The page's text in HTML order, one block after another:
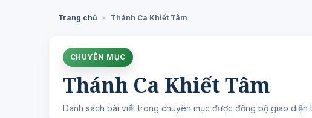
Trang chủ › Thánh Ca Khiết Tâm
CHUYÊN MỤC
Thánh Ca Khiết Tâm
Danh sách bài viết trong chuyên mục được đồng bộ giao diện